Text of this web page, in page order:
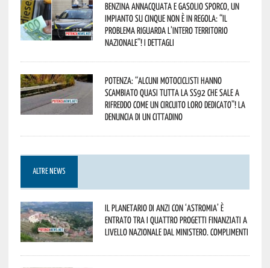
Benzina annacquata e gasolio sporco, un
impianto su cinque non è in regola: “il
problema riguarda l’intero territorio
Nazionale”! I dettagli
Potenza: “alcuni motociclisti hanno
scambiato quasi tutta la SS92 che sale a
Rifreddo come un circuito loro dedicato”! La
denuncia di un cittadino
ALTRE NEWS
Il Planetario di Anzi con ‘Astromia’ è
entrato tra i quattro progetti finanziati a
livello nazionale dal Ministero. Complimenti